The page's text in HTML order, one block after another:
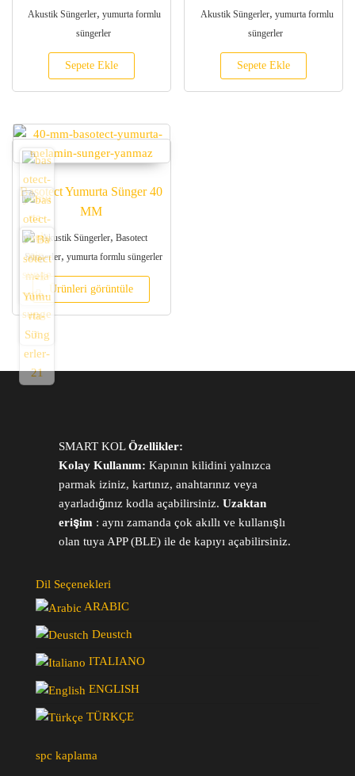
Akustik Süngerler, yumurta formlu
süngerler
Sepete Ekle
Akustik Süngerler, yumurta formlu
süngerler
Sepete Ekle
Basotect Yumurta Sünger 40
MM
Akustik Süngerler, Basotect
Süngerler, yumurta formlu süngerler
Ürünleri görüntüle
SMART KOLÖzellikler:
Kolay Kullanım: Kapının kilidini yalnızca
parmak iziniz, kartınız, anahtarınız veya
ayarladığınız kodla açabilirsiniz. Uzaktan
erişim: aynı zamanda çok akıllı ve kullanışlı
olan tuya APP (BLE) ile de kapıyı açabilirsiniz.
Dil Seçenekleri
ARABIC
Deustch
ITALIANO
ENGLISH
TÜRKÇE
spc kaplama